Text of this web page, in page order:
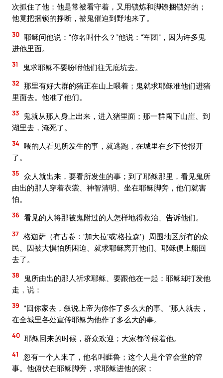
次抓住了他；他是常被看守着，又用锁炼和脚镣捆锁好的；
他竟把捆锁的挣断，被鬼催迫到野地来了。
30 耶稣问他说：“你名叫什么？”他说：“军团”，因为许多鬼
进他里面。
31 鬼求耶稣不要吩咐他们往无底坑去。
32 那里有好大群的猪正在山上喂着；鬼就求耶稣准他们进猪
里面去。他准了他们。
33
鬼就从那人身上出来，进入猪里面；那一群闯下山崖、到
湖里去，淹死了。
34 喂的人看见所发生的事，就逃跑，在城里在乡下传报开
了。
35 众人就出来，要看所发生的事；到了耶稣那里，看见鬼所
由出的那人穿着衣裳、神智清明、坐在耶稣脚旁，他们就害
怕。
36 看见的人将那被鬼附过的人怎样地得救治、告诉他们。
37 格迦萨（有古卷：‘加大拉’或‘格拉森’）周围地区所有的众
民、因被大惧怕所困迫、就求耶稣离开他们。耶稣便上船回
去了。
38
鬼所由出的那人祈求耶稣、要跟他在一起；耶稣却打发他
走，说：
39
“回你家去，叙说上帝为你作了多么大的事。”那人就去，
在全城里各处宣传耶稣为他作了多么大的事。
40 耶稣回来的时候，群众欢迎；大家都等候着他。
41
忽有一个人来了，他名叫睚鲁；这个人是个管会堂的管
事。他俯伏在耶稣脚旁，求耶稣进他的家；